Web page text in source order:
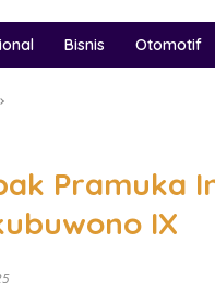
Bisnis Otomotif
Pramuka
IX